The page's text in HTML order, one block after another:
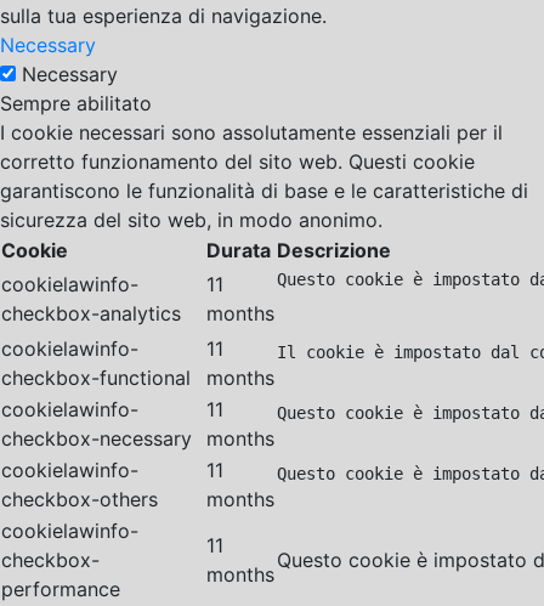
sulla tua esperienza di navigazione.
Necessary
Necessary
Sempre abilitato
I cookie necessari sono assolutamente essenziali per il
corretto funzionamento del sito web. Questi cookie
garantiscono le funzionalità di base e le caratteristiche di
sicurezza del sito web, in modo anonimo.
Cookie
Durata Descrizione
cookielawinfo-
checkbox-analytics
11
months
Questo cookie è
cookielawinfo-
checkbox-functional
11
months
Il cookie è impostato dal
cookielawinfo-
checkbox-necessary
11
months
Questo cookie è impostato
cookielawinfo-
checkbox-others
11
months
Questo cookie è
cookielawinfo-
checkbox-
performance
11
months
Questo cookie è impostato